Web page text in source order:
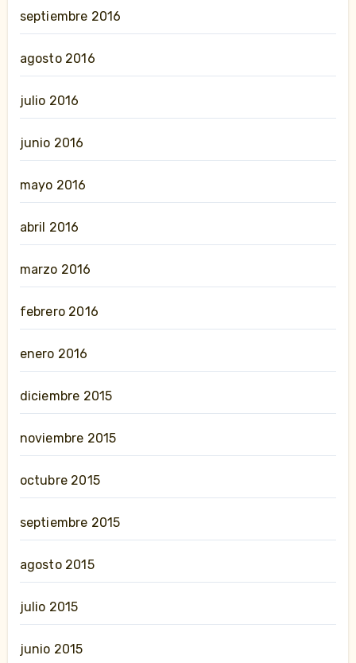
septiembre 2016
agosto 2016
julio 2016
junio 2016
mayo 2016
abril 2016
marzo 2016
febrero 2016
enero 2016
diciembre 2015
noviembre 2015
octubre 2015
septiembre 2015
agosto 2015
julio 2015
junio 2015